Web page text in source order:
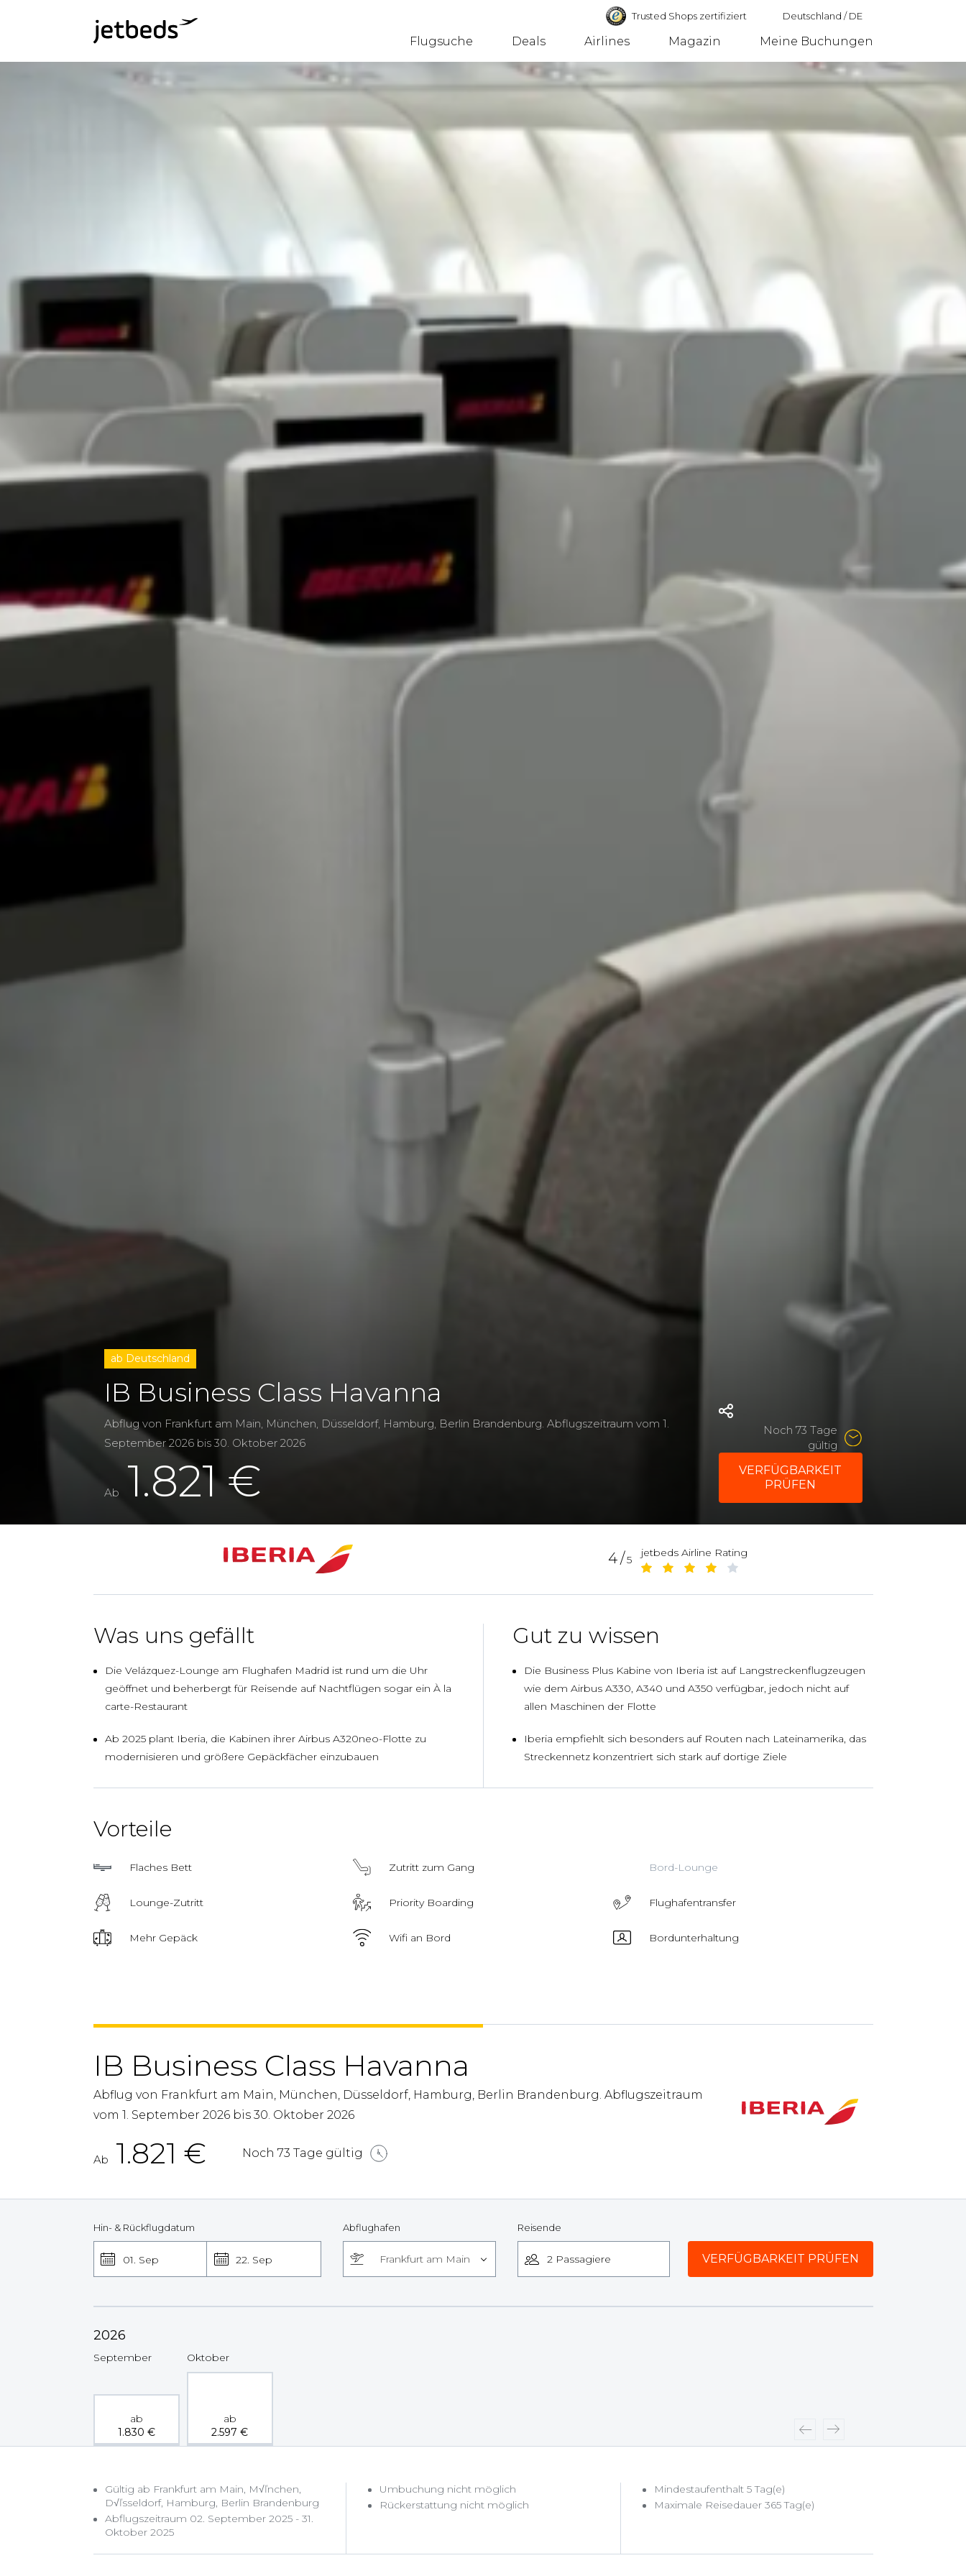
Trusted Shops zertifiziert Deutschland /DE
Deutschland
Flugsuche Deals Airlines Magazin Meine Buchungen
ab Deutschland
IB Business Class Havanna
Abflug von Frankfurt am Main, München, Düsseldorf, Hamburg, Berlin Brandenburg. Abflugszeitraum vom 1.
September 2026 bis 30. Oktober 2026
Ab 1.821 €
Noch 73 Tage
gültig
VERFÜGBARKEIT
PRÜFEN
4/5
jetbeds Airline Rating
Was uns gefällt
Die Velázquez-Lounge am Flughafen Madrid ist rund um die Uhr
geöffnet und beherbergt für Reisende auf Nachtflügen sogar ein À la
carte-Restaurant
Ab 2025 plant Iberia, die Kabinen ihrer Airbus A320neo-Flotte zu
modernisieren und größere Gepäckfächer einzubauen
Gut zu wissen
Die Business Plus Kabine von Iberia ist auf Langstreckenflugzeugen
wie dem Airbus A330, A340 und A350 verfügbar, jedoch nicht auf
allen Maschinen der Flotte
Iberia empfiehlt sich besonders auf Routen nach Lateinamerika, das
Streckennetz konzentriert sich stark auf dortige Ziele
Vorteile
Flaches Bett Zutritt zum Gang Bord-Lounge
Lounge-Zutritt Priority Boarding Flughafentransfer
Mehr Gepäck Wifi an Bord Bordunterhaltung
IB Business Class Havanna
Abflug von Frankfurt am Main, München, Düsseldorf, Hamburg, Berlin Brandenburg. Abflugszeitraum
vom 1. September 2026 bis 30. Oktober 2026
Ab 1.821 € Noch 73 Tage gültig
Hin- & Rückflugdatum
01. Sep 22. Sep
Abflughafen
Frankfurt am Main
Reisende
2026
September
ab
1.830 €
Oktober
ab
2.597 €
Gültig ab Frankfurt am Main, M√ľnchen,
D√ľsseldorf, Hamburg, Berlin Brandenburg
Abflugszeitraum 02. September 2025 - 31.
Oktober 2025
Umbuchung nicht möglich
Rückerstattung nicht möglich
Mindestaufenthalt 5 Tag(e)
Maximale Reisedauer 365 Tag(e)